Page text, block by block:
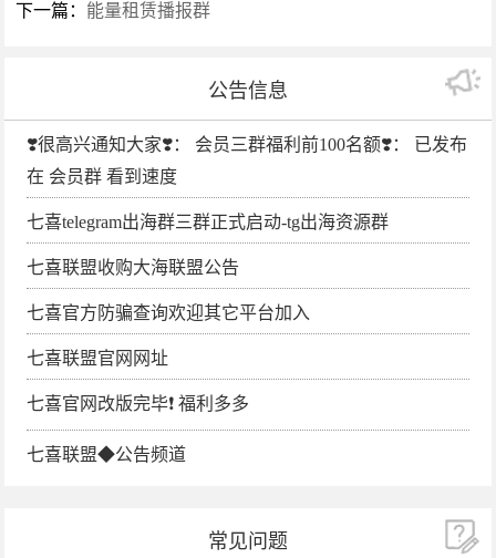
下一篇： 能量租赁播报群
公告信息
❣️很高兴通知大家❣️： 会员三群福利前100名额❣️： 已发布
在 会员群 看到速度
七喜telegram出海群三群正式启动-tg出海资源群
七喜联盟收购大海联盟公告
七喜官方防骗查询欢迎其它平台加入
七喜联盟官网网址
七喜官网改版完毕❗️ 福利多多
七喜联盟◆公告频道
常见问题